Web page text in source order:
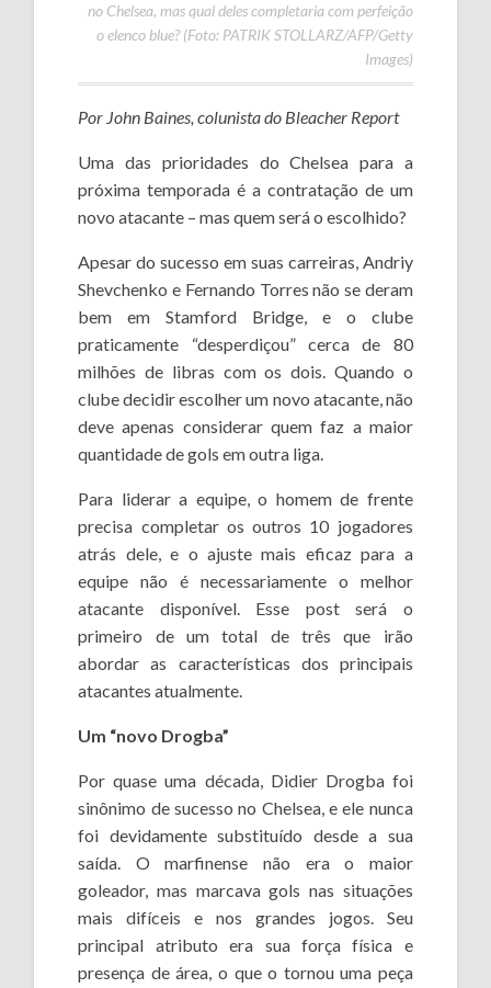
no Chelsea, mas qual deles completaria com perfeição
o elenco blue? (Foto: PATRIK STOLLARZ/AFP/Getty
Images)
Por John Baines, colunista do Bleacher Report
Uma das prioridades do Chelsea para a
próxima temporada é a contratação de um
novo atacante – mas quem será o escolhido?
Apesar do sucesso em suas carreiras, Andriy
Shevchenko e Fernando Torres não se deram
bem em Stamford Bridge, e o clube
praticamente “desperdiçou” cerca de 80
milhões de libras com os dois. Quando o
clube decidir escolher um novo atacante, não
deve apenas considerar quem faz a maior
quantidade de gols em outra liga.
Para liderar a equipe, o homem de frente
precisa completar os outros 10 jogadores
atrás dele, e o ajuste mais eficaz para a
equipe não é necessariamente o melhor
atacante disponível. Esse post será o
primeiro de um total de três que irão
abordar as características dos principais
atacantes atualmente.
Um “novo Drogba”
Por quase uma década, Didier Drogba foi
sinônimo de sucesso no Chelsea, e ele nunca
foi devidamente substituído desde a sua
saída. O marfinense não era o maior
goleador, mas marcava gols nas situações
mais difíceis e nos grandes jogos. Seu
principal atributo era sua força física e
presença de área, o que o tornou uma peça